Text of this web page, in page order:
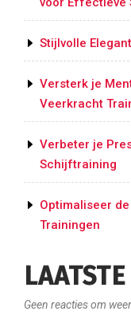
Stijlvolle
Versterk je
Veerkracht
Verbeter je
Schijftraining
Optimaliseer
Trainingen
Geen reacties om